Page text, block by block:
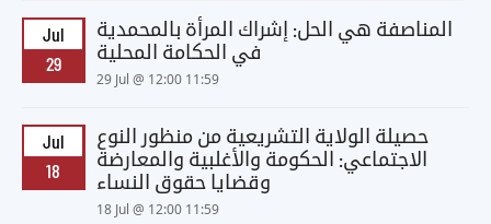
Jul
29
المناصفة هي الحل: إشراك المرأة بالمحمدية
في الحكامة المحلية
29 Jul @ 12:00 11:59
Jul
18
حصيلة الولاية التشريعية من منظور النوع
الاجتماعي: الحكومة والأغلبية والمعارضة
وقضايا حقوق النساء
18 Jul @ 12:00 11:59